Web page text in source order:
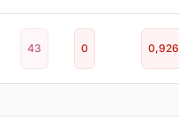
43 0 0,926